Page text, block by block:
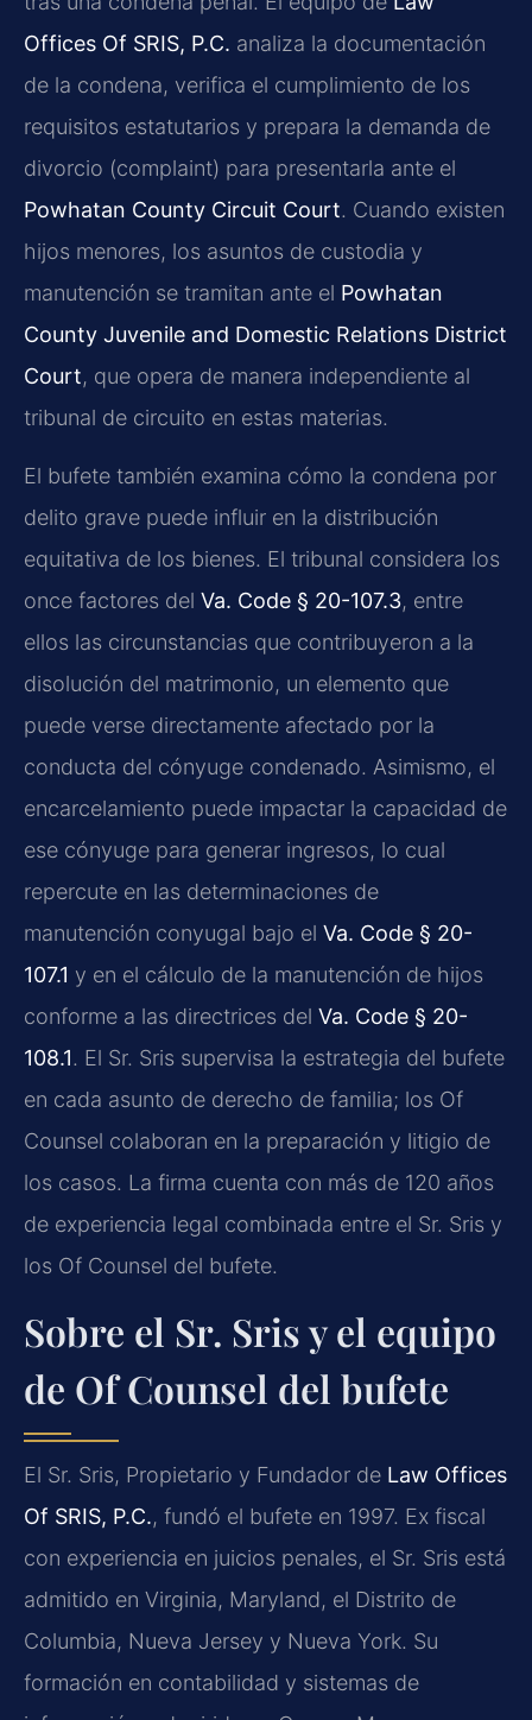
Offices Of SRIS, P.C. analiza la documentación
de la condena, verifica el cumplimiento de los
requisitos estatutarios y prepara la demanda de
divorcio (complaint) para presentarla ante el
Powhatan County Circuit Court. Cuando existen
hijos menores, los asuntos de custodia y
manutención se tramitan ante el Powhatan
County Juvenile and Domestic Relations District
Court, que opera de manera independiente al
tribunal de circuito en estas materias.
El bufete también examina cómo la condena por
delito grave puede influir en la distribución
equitativa de los bienes. El tribunal considera los
once factores del Va. Code § 20-107.3, entre
ellos las circunstancias que contribuyeron a la
disolución del matrimonio, un elemento que
puede verse directamente afectado por la
conducta del cónyuge condenado. Asimismo, el
encarcelamiento puede impactar la capacidad de
ese cónyuge para generar ingresos, lo cual
repercute en las determinaciones de
manutención conyugal bajo el Va. Code § 20-
107.1 y en el cálculo de la manutención de hijos
conforme a las directrices del Va. Code § 20-
108.1. El Sr. Sris supervisa la estrategia del bufete
en cada asunto de derecho de familia; los Of
Counsel colaboran en la preparación y litigio de
los casos. La firma cuenta con más de 120 años
de experiencia legal combinada entre el Sr. Sris y
los Of Counsel del bufete.
Sobre el Sr. Sris y el equipo
de Of Counsel del bufete
El Sr. Sris, Propietario y Fundador de Law Offices
Of SRIS, P.C., fundó el bufete en 1997. Ex fiscal
con experiencia en juicios penales, el Sr. Sris está
admitido en Virginia, Maryland, el Distrito de
Columbia, Nueva Jersey y Nueva York. Su
formación en contabilidad y sistemas de